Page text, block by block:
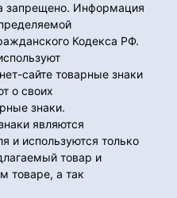
запрещено. Информация
Кодекса РФ.
сайте товарные знаки
о своих
знаки.
являются
и используются только
товар и
товаре, а так